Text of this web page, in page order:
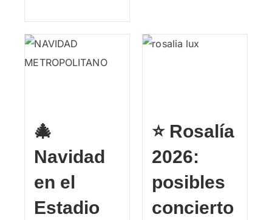
🎄
Navidad
en el
Estadio
⭐ Rosalía
2026:
posibles
concierto